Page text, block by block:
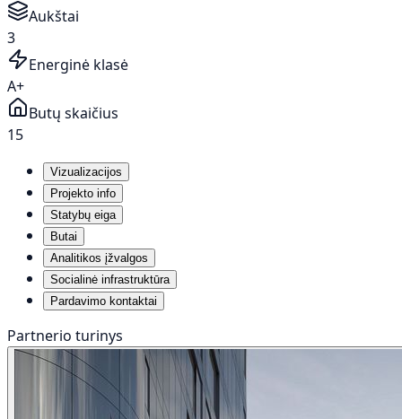
Aukštai
3
Energinė klasė
A+
Butų skaičius
15
Vizualizacijos
Projekto info
Statybų eiga
Butai
Analitikos įžvalgos
Socialinė infrastruktūra
Pardavimo kontaktai
Partnerio turinys